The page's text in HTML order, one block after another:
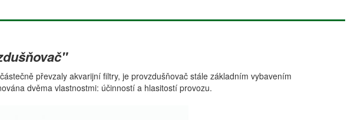
převzaly akvarijní filtry, je provzdušňovač stále základním vybavením
dvěma vlastnostmi: účinností a hlasitostí provozu.